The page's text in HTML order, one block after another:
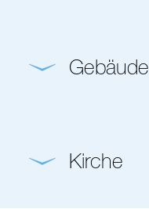
Gebäude
Kirche